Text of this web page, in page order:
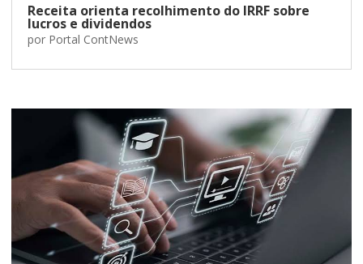
Receita orienta recolhimento do IRRF sobre
lucros e dividendos
por Portal ContNews